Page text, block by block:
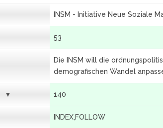
INSM - Initiative Neue Soziale
53
Die INSM will die
demografischen Wandel
140
INDEX,FOLLOW